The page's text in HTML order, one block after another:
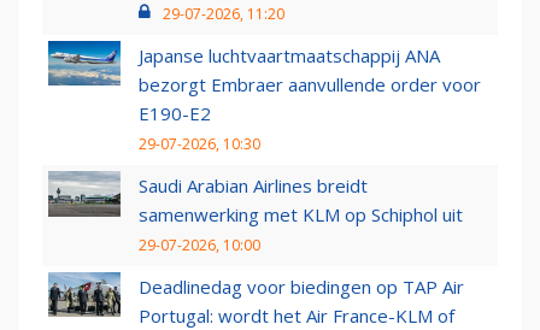
29-07-2026, 11:20
Japanse luchtvaartmaatschappij ANA
bezorgt Embraer aanvullende order voor
E190-E2
29-07-2026, 10:30
Saudi Arabian Airlines breidt
samenwerking met KLM op Schiphol uit
29-07-2026, 10:00
Deadlinedag voor biedingen op TAP Air
Portugal: wordt het Air France-KLM of